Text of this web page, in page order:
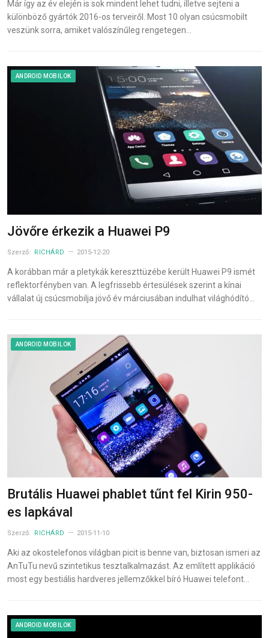
Már így az év elején is sok mindent lehet tudni, illetve sejteni a
különböző gyártók 2016-os terveiről. Most 10 olyan csúcsmobilt
veszünk sorra, amiket valószínűleg rengetegen…
ANDROID MOBILOK
Jövőre érkezik a Huawei P9
Szerző: RICHÁRD 2015-12-20
A korábban már a pletykák kereszttüzébe került Huawei P9 ismét
reflektorfényben van. A legfrissebb értesülések szerint a kínai
vállalat új csúcsmobilja jövő év márciusában indulhat világhódító…
ANDROID MOBILOK
Brutális Huawei phablet tűnt fel Kirin 950-
es lapkával
Szerző: RICHÁRD 2015-11-10
Aki az okostelefonos világban picit is benne van, biztosan ismeri az
AnTuTu nevű szintetikus tesztalkalmazást. Az említett applikáció
most egy bestiális hardveres jellemzőkkel bíró Huawei telefont…
ANDROID MOBILOK